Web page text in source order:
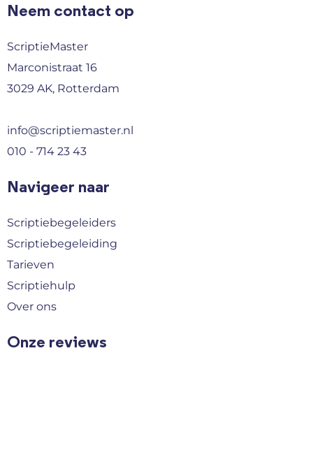
Neem contact op
ScriptieMaster
Marconistraat 16
3029 AK, Rotterdam
info@scriptiemaster.nl
010 - 714 23 43
Navigeer naar
Scriptiebegeleiders
Scriptiebegeleiding
Tarieven
Scriptiehulp
Over ons
Onze reviews